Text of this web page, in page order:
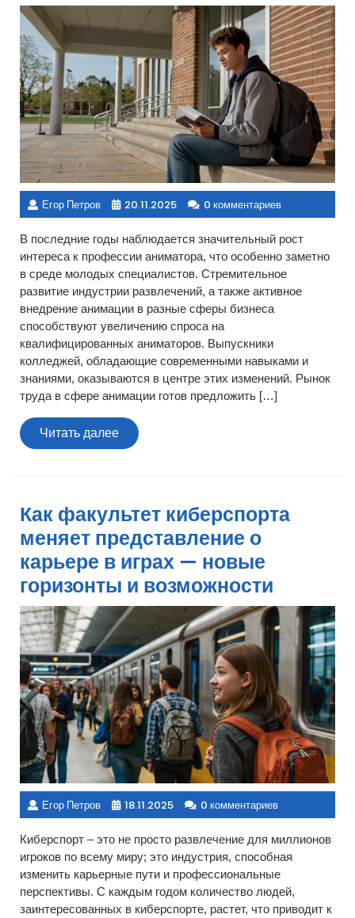
Егор Петров 20.11.2025 0 комментариев
В последние годы наблюдается значительный рост
интереса к профессии аниматора, что особенно заметно
в среде молодых специалистов. Стремительное
развитие индустрии развлечений, а также активное
внедрение анимации в разные сферы бизнеса
способствуют увеличению спроса на
квалифицированных аниматоров. Выпускники
колледжей, обладающие современными навыками и
знаниями, оказываются в центре этих изменений. Рынок
труда в сфере анимации готов предложить […]
Читать далееЧитать
далее
Как факультет киберспорта
меняет представление о
карьере в играх — новые
горизонты и возможности
Егор Петров 18.11.2025 0 комментариев
Киберспорт – это не просто развлечение для миллионов
игроков по всему миру; это индустрия, способная
изменить карьерные пути и профессиональные
перспективы. С каждым годом количество людей,
заинтересованных в киберспорте, растет, что приводит к